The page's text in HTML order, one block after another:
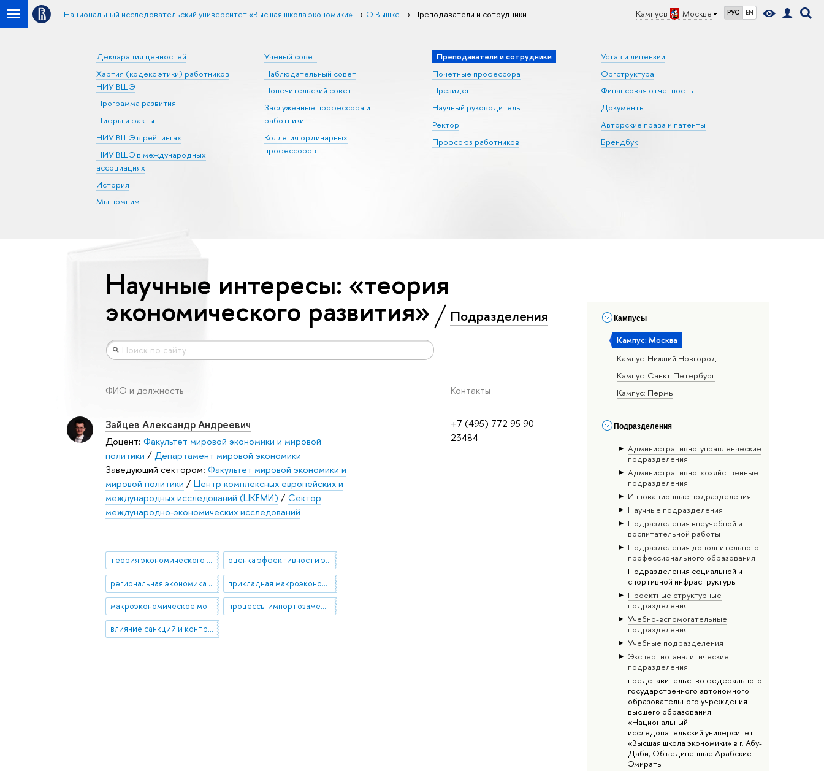
Кампус в Москве РУС EN
Национальный исследовательский университет «Высшая школа экономики» О Вышке Преподаватели и сотрудники
Декларация ценностей
Хартия (кодекс этики) работников
НИУ ВШЭ
Программа развития
Цифры и факты
НИУ ВШЭ в рейтингах
НИУ ВШЭ в международных
ассоциациях
История
Мы помним
Ученый совет
Наблюдательный совет
Попечительский совет
Заслуженные профессора и
работники
Коллегия ординарных
профессоров
Преподаватели и сотрудники
Почетные профессора
Президент
Научный руководитель
Ректор
Профсоюз работников
Устав и лицензии
Оргструктура
Финансовая отчетность
Документы
Авторские права и патенты
Брендбук
Кампусы
Кампус: Москва
Кампус: Нижний Новгород
Кампус: Санкт-Петербург
Кампус: Пермь
Подразделения
Административно-управленческие
подразделения
Административно-хозяйственные
подразделения
Инновационные подразделения
Научные подразделения
Подразделения внеучебной и
воспитательной работы
Подразделения дополнительного
профессионального образования
Подразделения социальной и
спортивной инфраструктуры
Проектные структурные
подразделения
Учебно-вспомогательные
подразделения
Учебные подразделения
Экспертно-аналитические
подразделения
представительство федерального
государственного автономного
образовательного учреждения
высшего образования
«Национальный
исследовательский университет
«Высшая школа экономики» в г. Абу-
Даби, Объединенные Арабские
Эмираты
Научные интересы: «теория
экономического развития» Подразделения
ФИО и должность Контакты
+7 (495) 772 95 90
23484
Зайцев Александр Андреевич
Доцент: Факультет мировой экономики и мировой
политики /Департамент мировой экономики
Заведующий сектором: Факультет мировой экономики и
мировой политики /Центр комплексных европейских и
международных исследований (ЦКЕМИ) /Сектор
международно-экономических исследований
теория экономического развития оценка эффективности экономической политики на макро и региональном уровне
региональная экономика и региональная политика прикладная макроэкономика
макроэкономическое моделирование процессы импортозамещения
влияние санкций и контрсанкций на российскую экономику